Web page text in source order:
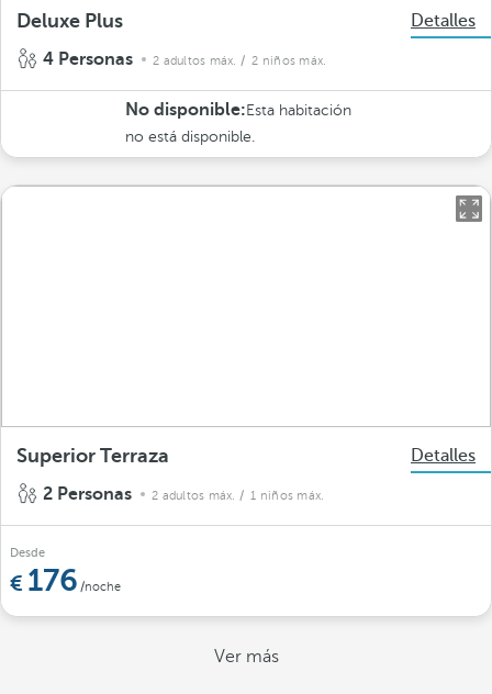
Deluxe Plus
Detalles
4 Personas
2 adultos máx. / 2 niños máx.
No disponible: Esta habitación
no está disponible.
Superior Terraza
Detalles
2 Personas
2 adultos máx. / 1 niños máx.
Desde
176 /noche
Ver más